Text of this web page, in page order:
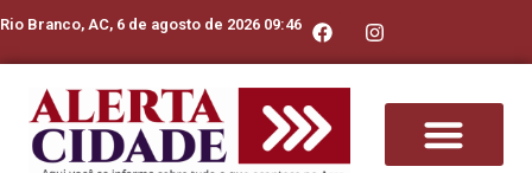
Rio Branco, AC, 6 de agosto de 2026 09:46